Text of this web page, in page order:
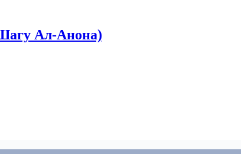
Ал-Анона)